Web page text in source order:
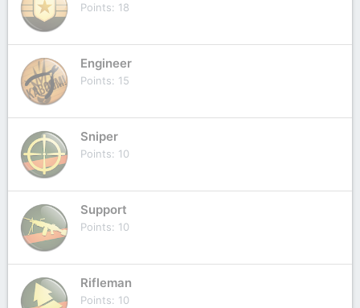
Points 18
Engineer
Points 15
Sniper
Points 10
Support
Points 10
Rifleman
Points 10